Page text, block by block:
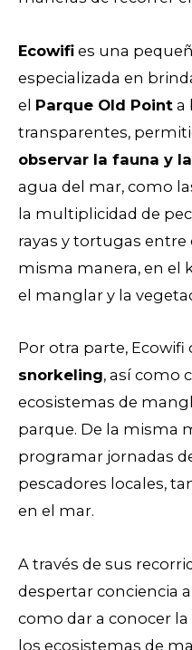
Ecowifi es una
especializada en
el Parque Old Point a
transparentes,
observar la fauna y
agua del mar, como
la multiplicidad de
rayas y tortugas entre
misma manera, en el
el manglar y la
Por otra parte, Ecowifi
snorkeling, así como
ecosistemas de
parque. De la misma
programar jornadas
pescadores locales,
en el mar.
A través de sus
despertar conciencia
como dar a conocer
los ecosistemas de